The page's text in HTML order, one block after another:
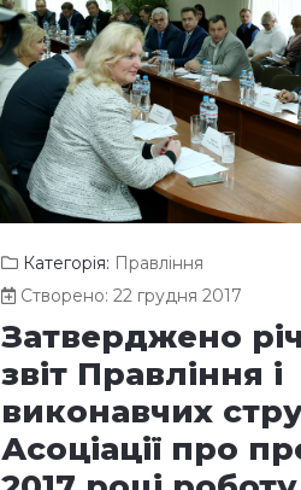
Категорія: Правління
Створено: 22 грудня 2017
Затверджено
звіт Правління і
виконавчих
Асоціації про